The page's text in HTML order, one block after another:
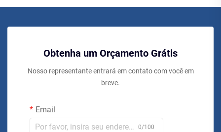
Obtenha um Orçamento Grátis
Nosso representante entrará em contato com você em
breve.
Email
0/100